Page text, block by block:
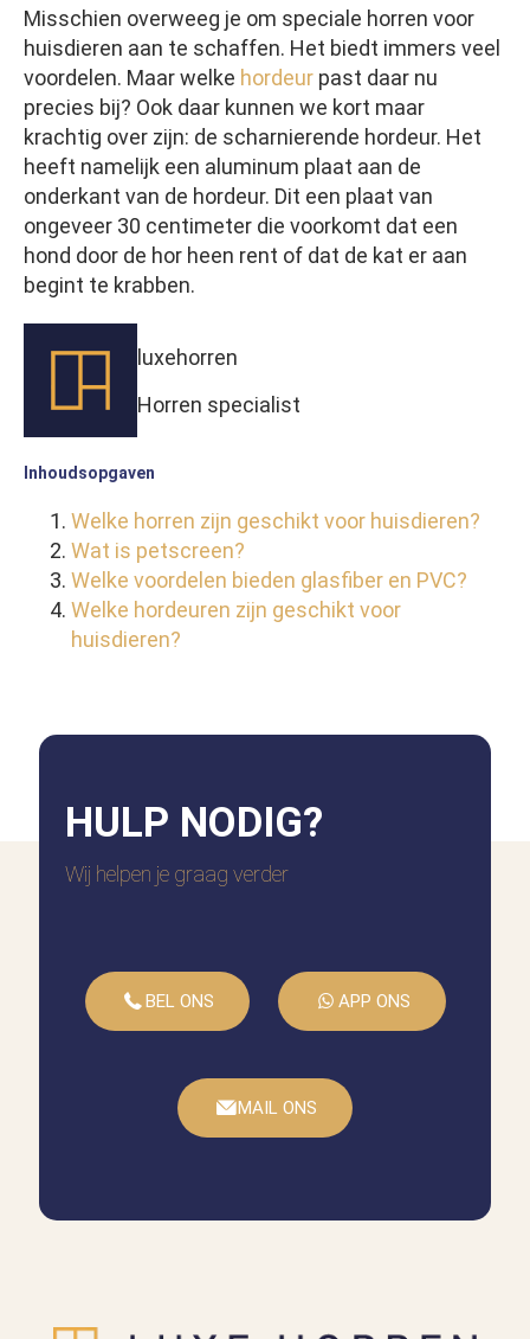
Misschien overweeg je om speciale horren voor
huisdieren aan te schaffen. Het biedt immers veel
voordelen. Maar welke hordeur past daar nu
precies bij? Ook daar kunnen we kort maar
krachtig over zijn: de scharnierende hordeur. Het
heeft namelijk een aluminum plaat aan de
onderkant van de hordeur. Dit een plaat van
ongeveer 30 centimeter die voorkomt dat een
hond door de hor heen rent of dat de kat er aan
begint te krabben.
luxehorren
Horren specialist
Inhoudsopgaven
Welke horren zijn geschikt voor huisdieren?
Wat is petscreen?
Welke voordelen bieden glasfiber en PVC?
Welke hordeuren zijn geschikt voor
huisdieren?
HULP NODIG?
Wij helpen je graag verder
BEL ONS APP ONS
MAIL ONS